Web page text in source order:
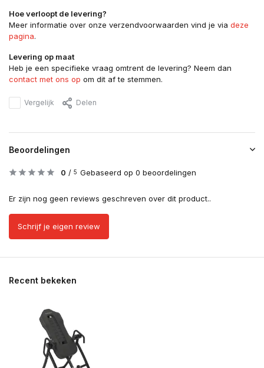
Hoe verloopt de levering?
Meer informatie over onze verzendvoorwaarden vind je via deze
pagina.
Levering op maat
Heb je een specifieke vraag omtrent de levering? Neem dan
contact met ons op om dit af te stemmen.
Vergelijk Delen
Beoordelingen
0 / 5 Gebaseerd op 0 beoordelingen
Er zijn nog geen reviews geschreven over dit product..
Schrijf je eigen review
Recent bekeken